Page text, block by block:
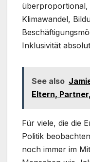
überproportional,
Klimawandel,
Inklusivität
See also
Eltern,
Für viele, die die
Politik
noch immer im